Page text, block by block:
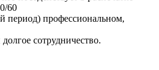
60
период) профессиональном,
сотрудничество.